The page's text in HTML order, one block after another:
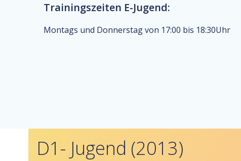
Trainingszeiten E-Jugend:
Montags und Donnerstag von 17:00 bis 18:30Uhr
D1- Jugend (2013)